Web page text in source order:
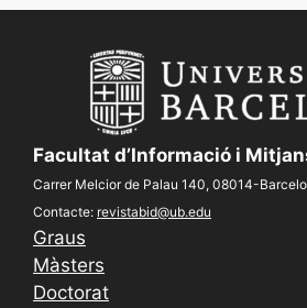
Facultat d’Informació i
Carrer Melcior de Palau 140, 08014-
Contacte: revistabid@ub.edu
Graus
Màsters
Doctorat